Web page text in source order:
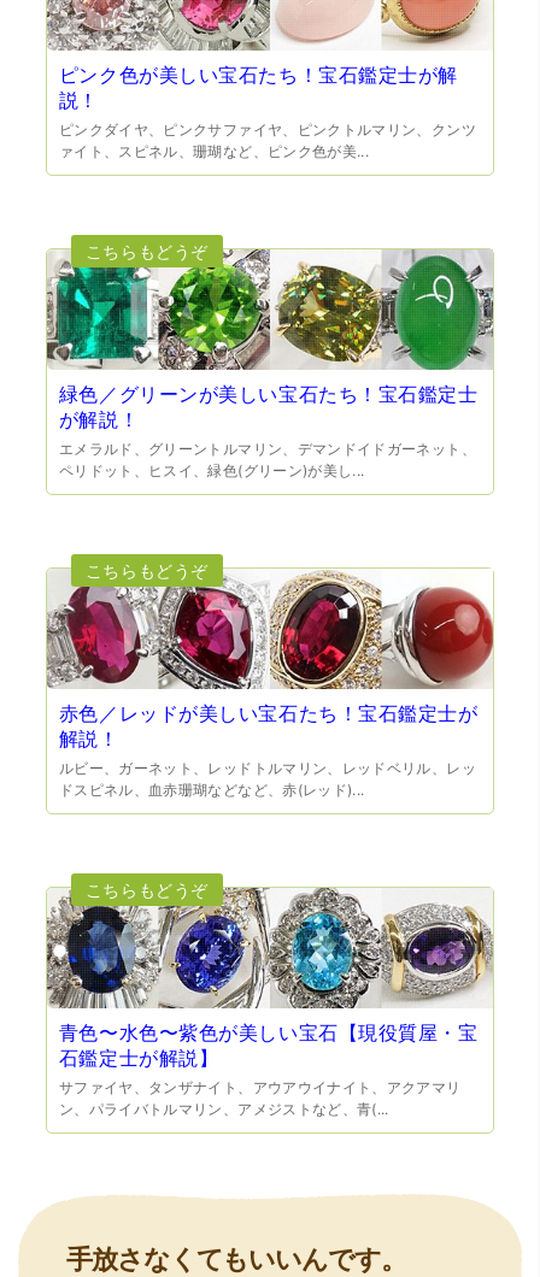
（大阪府門真市）他店ではメール見積もりの時点で数千
円〜1万程度の見積もりでしたが、こちらのメールでの見積
もりは倍以上ちがうので利用させて頂きました。 対応も丁
寧で良かったです。
なく安心して任せられました。 ありがとうございます。
（兵庫県宝塚市）預かって頂くときに持っていた方の宝石
も見て頂く事が出き、購入した商品の価値をいろいろ教え
（大阪府池田市）とても親切で丁寧な対応に感激いたしま
した。質屋さんはわりと利用して(主に中古品の購入)慣れて
いましたが、今までの質屋さんとは全く違う、とても良い
印象でした。何度でも伺いたくなりました。この度は、本
ピンク色が美しい宝石たち！宝石鑑定士が解
説！
ピンクダイヤ、ピンクサファイヤ、ピンクトルマリン、クンツ
ァイト、スピネル、珊瑚など、ピンク色が美...
緑色／グリーンが美しい宝石たち！宝石鑑定士
が解説！
エメラルド、グリーントルマリン、デマンドイドガーネット、
ペリドット、ヒスイ、緑色(グリーン)が美し...
赤色／レッドが美しい宝石たち！宝石鑑定士が
解説！
ルビー、ガーネット、レッドトルマリン、レッドベリル、レッ
ドスピネル、血赤珊瑚などなど、赤(レッド)...
青色〜水色〜紫色が美しい宝石【現役質屋・宝
石鑑定士が解説】
サファイヤ、タンザナイト、アウアウイナイト、アクアマリ
ン、パライバトルマリン、アメジストなど、青(...
手放さなくてもいいんです。